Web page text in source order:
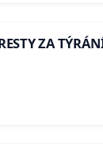
ZA